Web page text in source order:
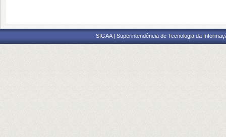
SIGAA | Superintendência de Tecnologia da